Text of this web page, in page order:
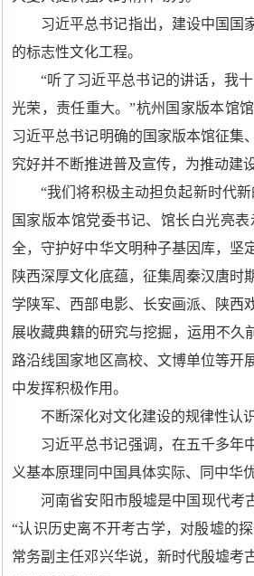
习近平总书记指出，建设中国国
的标志性文化工程。
“听了习近平总书记的讲话，我
光荣，责任重大。”杭州国家版本馆
习近平总书记明确的国家版本馆征集
究好并不断推进普及宣传，为推动建
“我们将积极主动担负起新时代
国家版本馆党委书记、馆长白光亮
全，守护好中华文明种子基因库，坚
陕西深厚文化底蕴，征集周秦汉唐时
学陕军、西部电影、长安画派、陕西
展收藏典籍的研究与挖掘，运用不
路沿线国家地区高校、文博单位等开
中发挥积极作用。
不断深化对文化建设的规律性认
习近平总书记强调，在五千多年
义基本原理同中国具体实际、同中华
河南省安阳市殷墟是中国现代考
“认识历史离不开考古学，对殷墟的
常务副主任邓兴华说，新时代殷墟考